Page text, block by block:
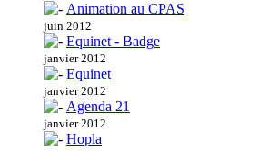
Animation au CPAS
juin 2012
Equinet - Badge
janvier 2012
Equinet
janvier 2012
Agenda 21
janvier 2012
Hopla